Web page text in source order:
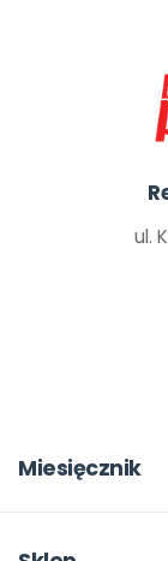
ul.
Miesięcznik